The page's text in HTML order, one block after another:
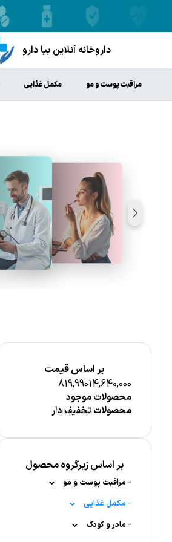
داروخانه آنلاین بیا دارو
مراقبت پوست و مو مکمل غذایی
بر اساس قیمت
819,99014,640,000
قیمت (ریال)
محصولات موجود
محصولات تخفیف دار
بر اساس زیرگروه محصول
- مراقبت پوست و مو
-مراقبت از مو
-شامپو
-مراقبت از پوست بدن
- مکمل غذایی
-ترکیبات مغذی
- مادر و کودک